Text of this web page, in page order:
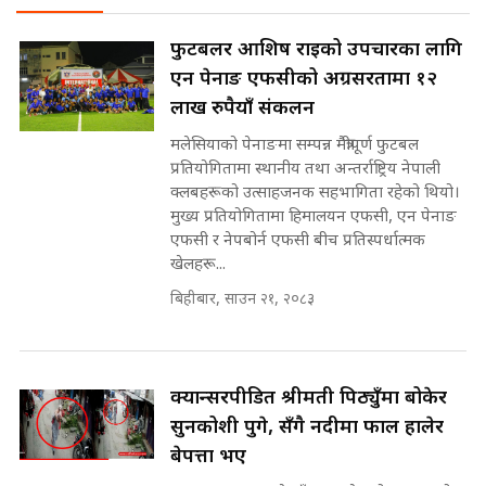
वैधानिकता || Cannabis legalized
राष्ट्रिय सवालमा ९ दल एकजुट ||
Prachanda, Rabi, Gagan Stand
on the Same Page ||
SIDHAKURA ||
सहकारी पीडितसँग मन्त्री प्रतिभा रावलले
भनिन्–साथ दिनुहोस्, दबाब होइन ||
Sidhakura || Pratibha Rawal
कहिले बन्ला चक्रपथ ? विस्तार कार्यमा
SIDHAKURA
पोप्पोको पासोः कमाउने लोभमा घरबार नै
उठिबास | The Dark Side of
'Poppo Live'-SIDHAKURA
INVESTIGATION
मन्त्री आउने बित्तिकै सुरु भएको थियो
घुसको डिल || Raj Kumar Gupta ||
SIDHAKURA ||
भूमिसुधार मन्त्रीलाई जोगाइदै ! ||
SIDHAKURA ||
फुटबलर आशिष राईको उपचारका लागि
एन पेनाङ एफसीको अग्रसरतामा १२
लाख रुपैयाँ संकलन
मलेसियाको पेनाङमा सम्पन्न मैत्रीपूर्ण फुटबल
प्रतियोगितामा स्थानीय तथा अन्तर्राष्ट्रिय नेपाली
क्लबहरूको उत्साहजनक सहभागिता रहेको थियो।
मुख्य प्रतियोगितामा हिमालयन एफसी, एन पेनाङ
एफसी र नेपबोर्न एफसी बीच प्रतिस्पर्धात्मक
खेलहरू...
बिहीबार, साउन २१, २०८३
क्यान्सरपीडित श्रीमती पिठ्युँमा बोकेर
सुनकोशी पुगे, सँगै नदीमा फाल हालेर
बेपत्ता भए